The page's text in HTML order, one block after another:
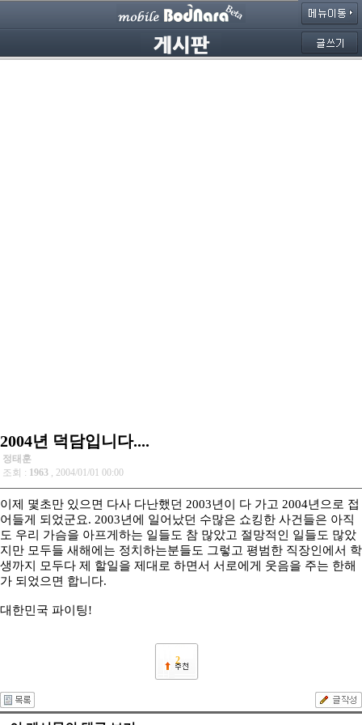
2004년 덕담입니다....
정태훈
조회 : 1963 , 2004/01/01 00:00
이제 몇초만 있으면 다사 다난했던 2003년이 다 가고 2004년으로 접
어들게 되었군요. 2003년에 일어났던 수많은 쇼킹한 사건들은 아직
도 우리 가슴을 아프게하는 일들도 참 많았고 절망적인 일들도 많았
지만 모두들 새해에는 정치하는분들도 그렇고 평범한 직장인에서 학
생까지 모두다 제 할일을 제대로 하면서 서로에게 웃음을 주는 한해
가 되었으면 합니다.
대한민국 파이팅!
2